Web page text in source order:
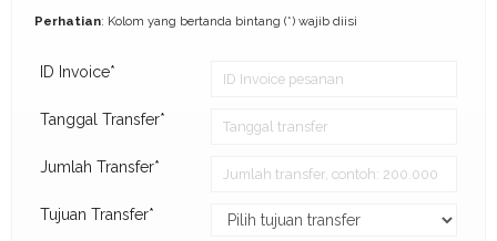
Perhatian: Kolom yang bertanda bintang (*) wajib diisi
ID Invoice*
Tanggal Transfer*
Jumlah Transfer*
Tujuan Transfer*